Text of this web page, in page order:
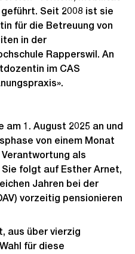
Seit 2008 ist sie
für die Betreuung von
in der
Rapperswil. An
im CAS
1. August 2025 an und
von einem Monat
als
folgt auf Esther Arnet,
Jahren bei der
vorzeitig pensionieren
aus über vierzig
für diese